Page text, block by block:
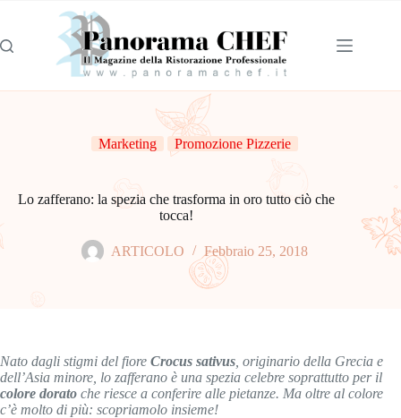
Marketing Promozione Pizzerie
Lo zafferano: la spezia che trasforma in oro tutto ciò che
tocca!
ARTICOLO Febbraio 25, 2018
Nato dagli stigmi del fiore Crocus sativus , originario della Grecia e
dell’Asia minore, lo zafferano è una spezia celebre soprattutto per il
colore dorato che riesce a conferire alle pietanze. Ma oltre al colore
c’è molto di più: scopriamolo insieme!